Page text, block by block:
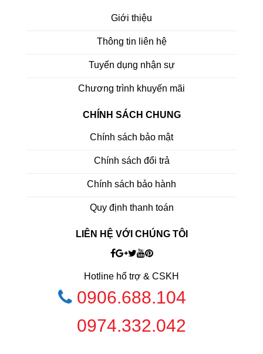
Giới thiệu
Thông tin liên hệ
Tuyển dụng nhận sự
Chương trình khuyến mãi
CHÍNH SÁCH CHUNG
Chính sách bảo mật
Chính sách đổi trả
Chính sách bảo hành
Quy định thanh toán
LIÊN HỆ VỚI CHÚNG TÔI
Hotline hổ trợ & CSKH
0906.688.104
0974.332.042